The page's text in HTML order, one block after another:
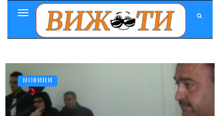
Toggle
Navigation
НОВИНИ